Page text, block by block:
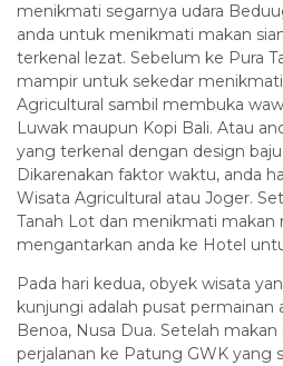
menikmati segarnya udara
anda untuk menikmati makan
terkenal lezat. Sebelum ke Pura
mampir untuk sekedar
Agricultural sambil membuka
Luwak maupun Kopi Bali. Atau
yang terkenal dengan design
Dikarenakan faktor waktu, anda
Wisata Agricultural atau Joger.
Tanah Lot dan menikmati makan
mengantarkan anda ke Hotel
Pada hari kedua, obyek wisata
kunjungi adalah pusat permainan
Benoa, Nusa Dua. Setelah
perjalanan ke Patung GWK yang